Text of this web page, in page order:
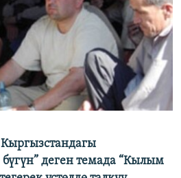
деген темада “Кылым